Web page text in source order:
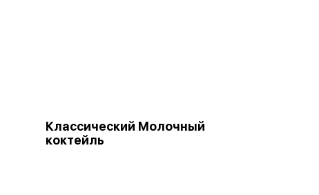
Классический Молочный
коктейль